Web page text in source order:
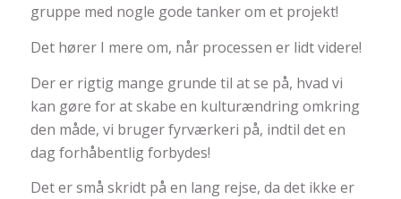
gruppe med nogle gode tanker om et projekt!
Det hører I mere om, når processen er lidt videre!
Der er rigtig mange grunde til at se på, hvad vi
kan gøre for at skabe en kulturændring omkring
den måde, vi bruger fyrværkeri på, indtil det en
dag forhåbentlig forbydes!
Det er små skridt på en lang rejse, da det ikke er